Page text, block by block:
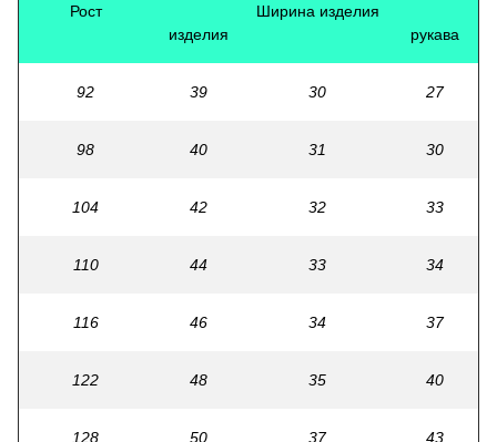
Рост
изделия
Ширина изделия
рукава
92 39 30 27
98 40 31 30
104 42 32 33
110 44 33 34
116 46 34 37
122 48 35 40
128 50 37 43